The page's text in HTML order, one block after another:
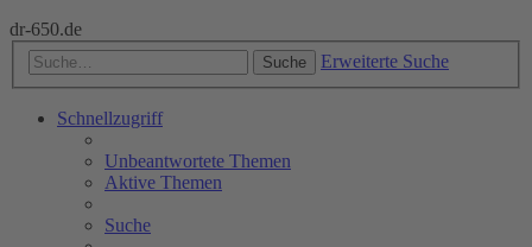
dr-650.de
Suche Erweiterte Suche
Schnellzugriff
Unbeantwortete Themen
Aktive Themen
Suche